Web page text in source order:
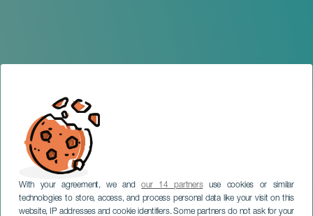
With your agreement, we andour 14 partnersuse cookies or similar
technologies to store, access, and process personal data like your visit on this
website, IP addresses and cookie identifiers. Some partners do not ask for your